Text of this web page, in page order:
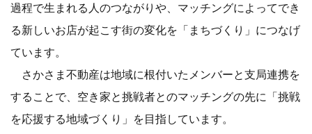
過程で生まれる人のつながりや、マッチングによってでき
る新しいお店が起こす街の変化を「まちづくり」につなげ
ています。
さかさま不動産は地域に根付いたメンバーと支局連携を
することで、空き家と挑戦者とのマッチングの先に「挑戦
を応援する地域づくり」を目指しています。